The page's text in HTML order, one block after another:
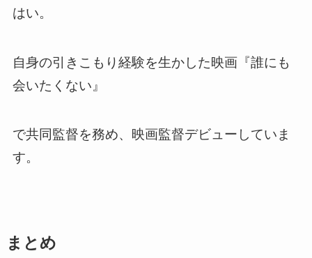
はい。
自身の引きこもり経験を生かした映画『誰にも
会いたくない』
で共同監督を務め、映画監督デビューしていま
す。
まとめ